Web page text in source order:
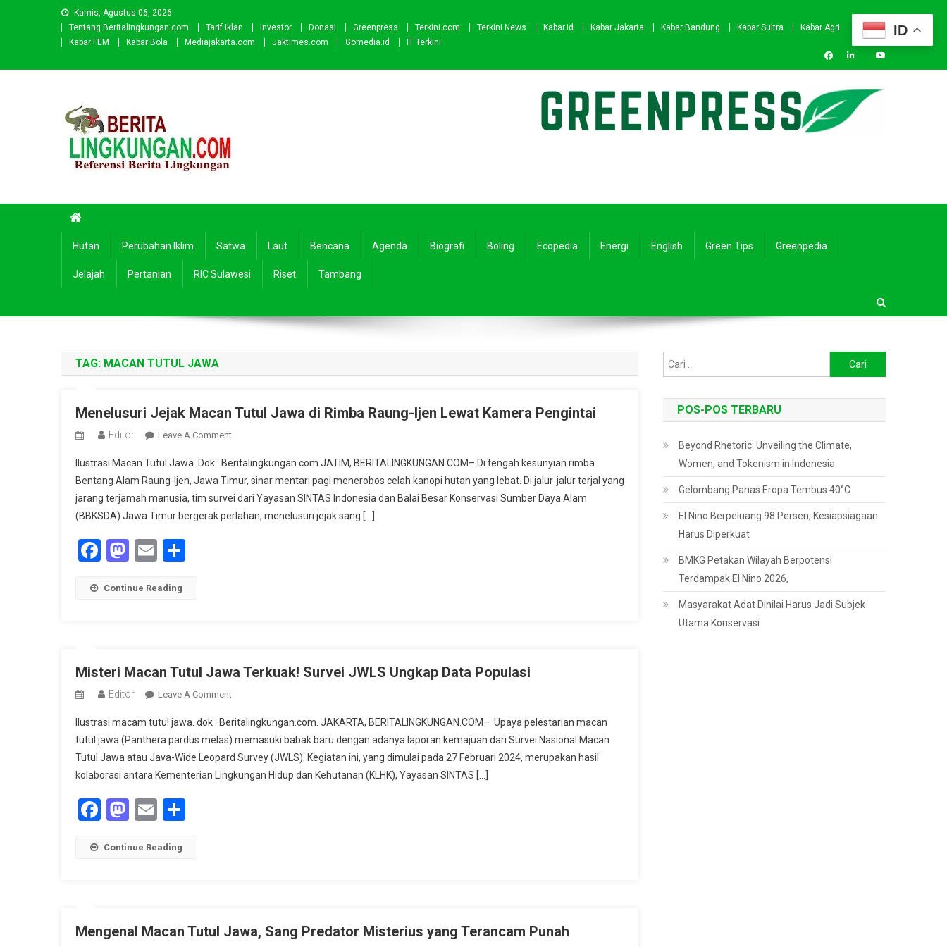
Kamis, Agustus 06, 2026
Tentang Beritalingkungan.com
Tarif Iklan Investor Donasi Greenpress Terkini.com Terkini News Kabar.id Kabar Jakarta Kabar Bandung Kabar Sultra
Kabar Agri
Kabar FEM
Kabar Bola Mediajakarta.com Jaktimes.com Gomedia.id IT Terkini
Hutan Perubahan Iklim Satwa Laut Bencana Agenda Biografi Boling Ecopedia Energi English Green Tips Greenpedia
Jelajah Pertanian RIC Sulawesi Riset Tambang
TAG: MACAN TUTUL JAWA
Menelusuri Jejak Macan Tutul Jawa di Rimba Raung-Ijen Lewat Kamera Pengintai
Editor Leave A CommentOn
Jejak
Macan
Tutul
Jawa
Ilustrasi Macan Tutul Jawa. Dok : Beritalingkungan.com JATIM, BERITALINGKUNGAN.COM– Di tengah kesunyian rimba
Bentang Alam Raung-Ijen, Jawa Timur, sinar mentari pagi menerobos celah kanopi hutan yang lebat. Di jalur-jalur terjal yang
jarang terjamah manusia, tim survei dari Yayasan SINTAS Indonesia dan Balai Besar Konservasi Sumber Daya Alam
(BBKSDA) Jawa Timur bergerak perlahan, menelusuri jejak sang […]
Facebook
Mastodon
Email
Continue Reading
Misteri Macan Tutul Jawa Terkuak! Survei JWLS Ungkap Data Populasi
Editor Leave A CommentOn
Macan
Tutul
Jawa
Terkuak!
Ilustrasi macam tutul jawa. dok : Beritalingkungan.com. JAKARTA, BERITALINGKUNGAN.COM– Upaya pelestarian macan
tutul jawa (Panthera pardus melas) memasuki babak baru dengan adanya laporan kemajuan dari Survei Nasional Macan
Tutul Jawa atau Java-Wide Leopard Survey (JWLS). Kegiatan ini, yang dimulai pada 27 Februari 2024, merupakan hasil
kolaborasi antara Kementerian Lingkungan Hidup dan Kehutanan (KLHK), Yayasan SINTAS […]
Facebook
Mastodon
Email
Continue Reading
Mengenal Macan Tutul Jawa, Sang Predator Misterius yang Terancam Punah
untuk:
POS-POS TERBARU
Beyond Rhetoric: Unveiling the Climate,
Women, and Tokenism in Indonesia
Gelombang Panas Eropa Tembus 40°C
El Nino Berpeluang 98 Persen, Kesiapsiagaan
Harus Diperkuat
BMKG Petakan Wilayah Berpotensi
Terdampak El Nino 2026,
Masyarakat Adat Dinilai Harus Jadi Subjek
Utama Konservasi
ID